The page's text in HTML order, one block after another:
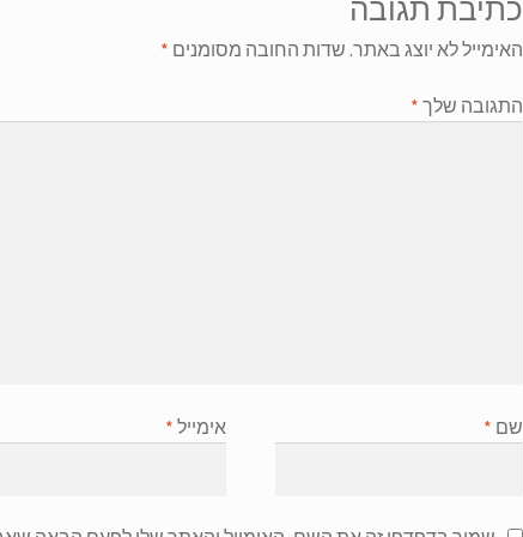
כתיבת תגובה
האימייל לא יוצג באתר. שדות החובה מסומנים *
התגובה שלך *
שם * אימייל *